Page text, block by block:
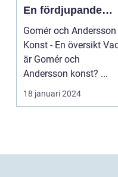
En fördjupande
översikt
Gomér och Andersson
Konst - En översikt Vad
är Gomér och
Andersson konst? ...
18 januari 2024